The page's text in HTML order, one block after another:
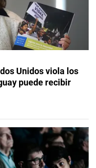
Unidos viola los
puede recibir